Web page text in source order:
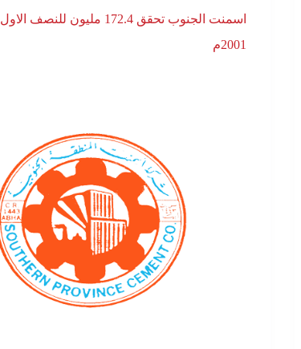
اسمنت الجنوب تحقق 172.4 مليون للنصف الاول
2001م